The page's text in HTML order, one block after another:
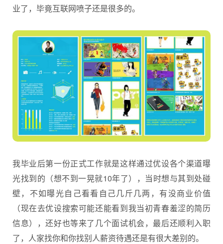
业了，毕竟互联网喷子还是很多的。
我毕业后第一份正式工作就是这样通过优设各个渠道曝
光找到的（想不到一晃就10年了），当时想与其到处碰
壁，不如曝光自己看看自己几斤几两，有没商业价值
（现在去优设搜索可能还能看到我当初青春羞涩的简历
信息），还好也等来了几个面试机会，最后还顺利入职
了，人家找你和你找别人薪资待遇还是有很大差别的。